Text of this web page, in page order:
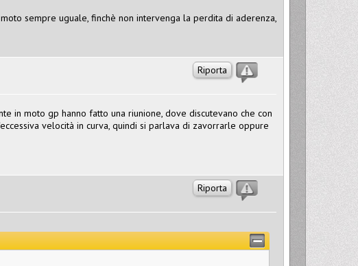
sempre uguale, finchè non intervenga la perdita di aderenza,
Riporta
in moto gp hanno fatto una riunione, dove discutevano che con
velocità in curva, quindi si parlava di zavorrarle oppure
Riporta